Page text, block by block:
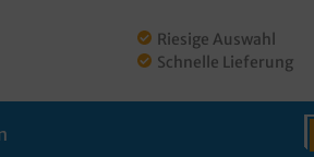
Riesige Auswahl
Schnelle Lieferung